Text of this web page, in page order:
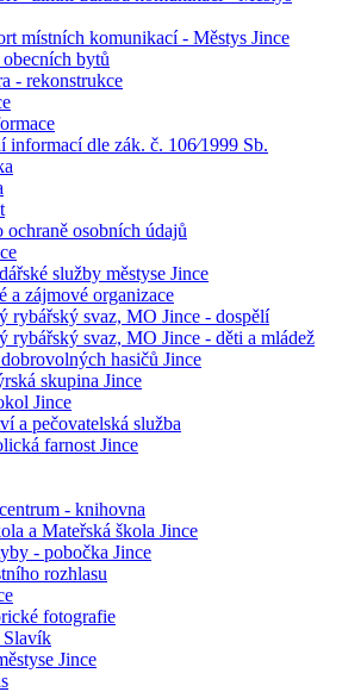
místních komunikací - Městys Jince
bytů
- rekonstrukce
informací dle zák. č. 106⁄1999 Sb.
ochraně osobních údajů
služby městyse Jince
a zájmové organizace
rybářský svaz, MO Jince - dospělí
rybářský svaz, MO Jince - děti a mládež
hasičů Jince
skupina Jince
Jince
a pečovatelská služba
farnost Jince
- knihovna
a Mateřská škola Jince
- pobočka Jince
rozhlasu
fotografie
Slavík
Jince